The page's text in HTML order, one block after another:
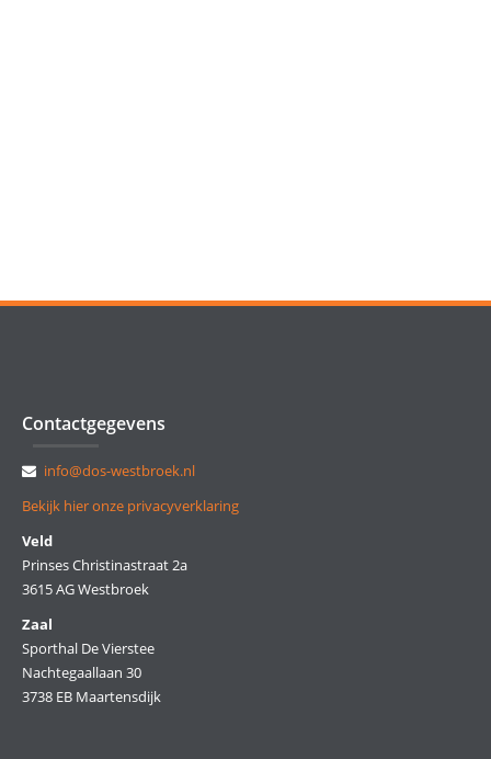
Contactgegevens
info@dos-westbroek.nl
Bekijk hier onze privacyverklaring
Veld
Prinses Christinastraat 2a
3615 AG Westbroek
Zaal
Sporthal De Vierstee
Nachtegaallaan 30
3738 EB Maartensdijk